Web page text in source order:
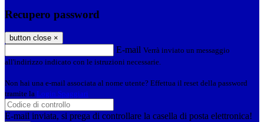
Recupero password
button close ×
E-mail Verrà inviato un messaggio
all'indirizzo indicato con le istruzioni necessarie.
Non hai una e-mail associata al nome utente? Effettua il reset della password
tramite la Login Spaggiari
E-mail inviata, si prega di controllare la casella di posta elettronica!